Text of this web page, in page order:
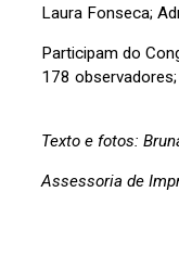
Laura Fonseca;
Participam do
178
Texto e fotos:
Assessoria de